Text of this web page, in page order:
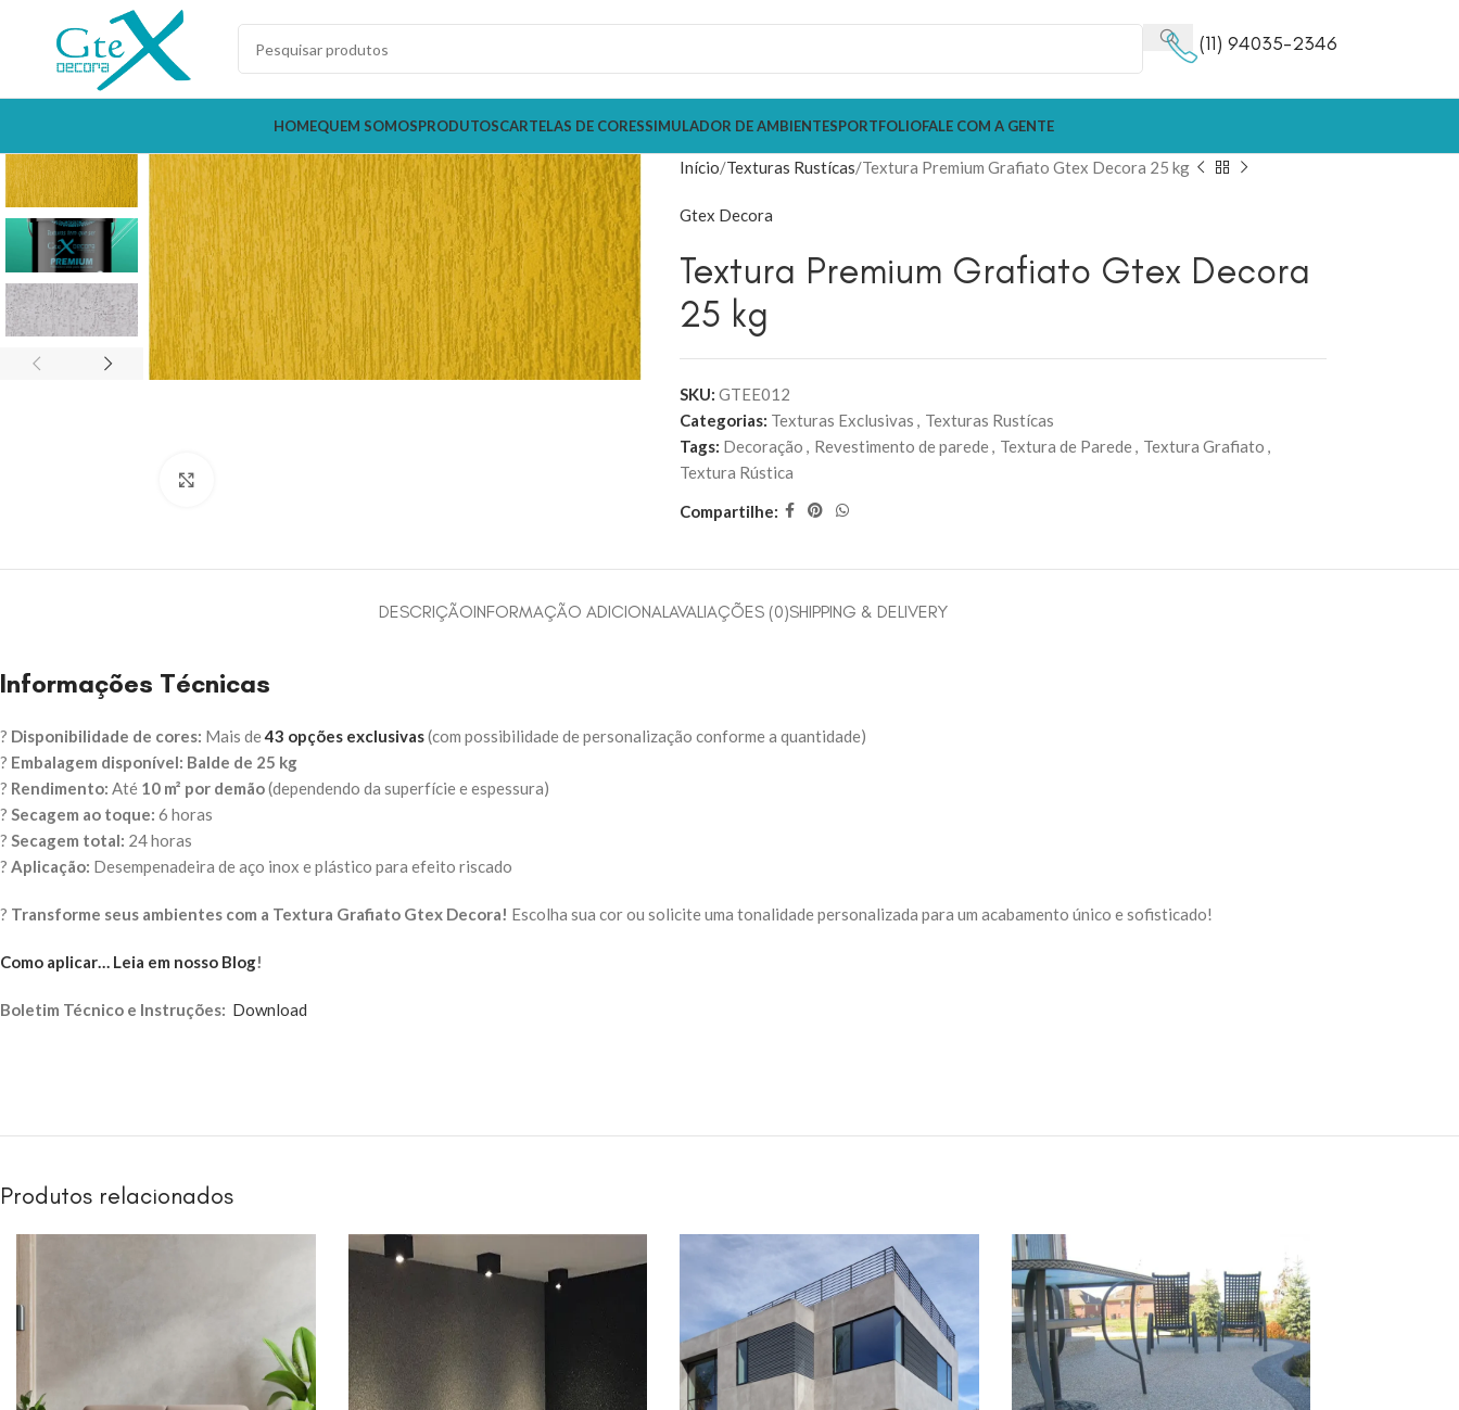
(11) 94035-2346
HOMEQUEM SOMOSPRODUTOSCARTELAS DE CORESSIMULADOR DE AMBIENTESPORTFOLIOFALE COM A GENTE
Início Texturas Rustícas Textura Premium Grafiato Gtex Decora 25 kg
Gtex Decora
Textura Premium Grafiato Gtex Decora
25 kg
SKU: GTEE012
Categorias: Texturas Exclusivas , Texturas Rustícas
Tags: Decoração , Revestimento de parede, Textura de Parede, Textura Grafiato ,
Textura Rústica
Compartilhe:
DESCRIÇÃOINFORMAÇÃO ADICIONALAVALIAÇÕES (0)SHIPPING & DELIVERY
Informações Técnicas
? Disponibilidade de cores: Mais de43 opções exclusivas(com possibilidade de personalização conforme a quantidade)
? Embalagem disponível: Balde de 25 kg
? Rendimento: Até 10 m² por demão(dependendo da superfície e espessura)
? Secagem ao toque: 6 horas
? Secagem total: 24 horas
? Aplicação: Desempenadeira de aço inox e plástico para efeito riscado
? Transforme seus ambientes com a Textura Grafiato Gtex Decora! Escolha sua cor ou solicite uma tonalidade personalizada para um acabamento único e sofisticado!
Como aplicar… Leia em nosso Blog!
Boletim Técnico e Instruções: Download
Produtos relacionados